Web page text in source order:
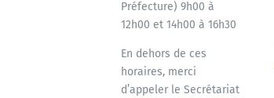
Préfecture) 9h00 à
12h00 et 14h00 à 16h30
En dehors de ces
horaires, merci
d’appeler le Secrétariat